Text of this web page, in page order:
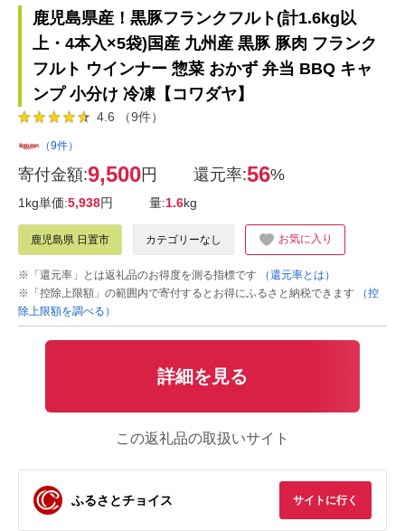
鹿児島県産！黒豚フランクフルト(計1.6kg以
上・4本入×5袋)国産 九州産 黒豚 豚肉 フランク
フルト ウインナー 惣菜 おかず 弁当 BBQ キャ
ンプ 小分け 冷凍【コワダヤ】
4.6 （9件）
（9件）
寄付金額:9,500円 還元率:56%
1kg単価:5,938円 量:1.6kg
鹿児島県 日置市 カテゴリーなし お気に入り
※「還元率」とは返礼品のお得度を測る指標です
（還元率とは）
※「控除上限額」の範囲内で寄付するとお得にふるさと納税できます
（控
除上限額を調べる）
詳細を見る
この返礼品の取扱いサイト
ふるさとチョイス サイトに行く